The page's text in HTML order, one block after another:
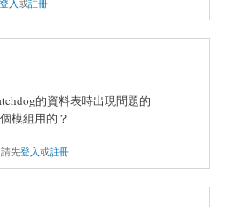
的資料表時出現問題的
模組用的？
先登入或註冊